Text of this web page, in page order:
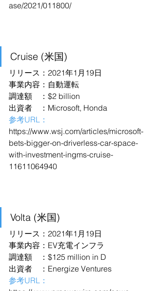
ase/2021/011800/
Cruise (米国)
リリース：2021年1月19日
事業内容：自動運転
調達額　：$2 billion
出資者　：Microsoft, Honda
参考URL：
https://www.wsj.com/articles/microsoft-
bets-bigger-on-driverless-car-space-
with-investment-ingms-cruise-
11611064940
Volta (米国)
リリース：2021年1月19日
事業内容：EV充電インフラ
調達額　：$125 million in D
出資者　：Energize Ventures
参考URL：